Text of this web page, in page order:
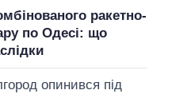
ракетно-
по Одесі: що
опинився під